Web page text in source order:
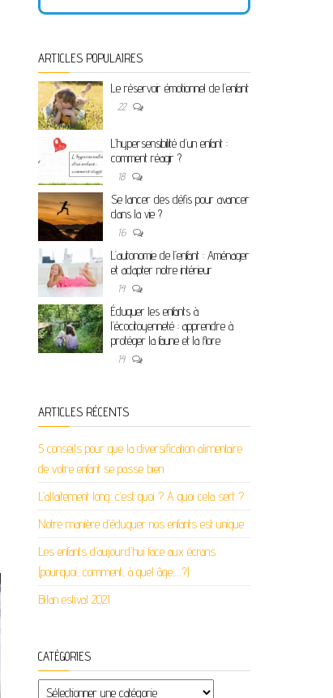
ARTICLES POPULAIRES
Le réservoir émotionnel de l’enfant
22
L’hypersensibilité d’un enfant :
comment réagir ?
18
Se lancer des défis pour avancer
dans la vie ?
16
L’autonomie de l’enfant : Aménager
et adapter notre intérieur
14
Éduquer les enfants à
l’écocitoyenneté : apprendre à
protéger la faune et la flore
14
ARTICLES RÉCENTS
5 conseils pour que la diversification alimentaire
de votre enfant se passe bien
L’allaitement long: c’est quoi ? A quoi cela sert ?
Notre manière d’éduquer nos enfants est unique
Les enfants d’aujourd’hui face aux écrans
(pourquoi, comment, à quel âge,…?)
Bilan estival 2021
CATÉGORIES
Catégories